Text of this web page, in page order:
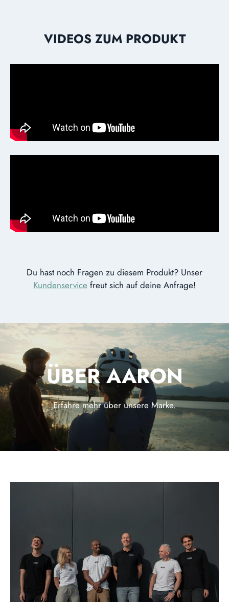
VIDEOS ZUM PRODUKT
Du hast noch Fragen zu diesem Produkt? Unser
Kundenservice freut sich auf deine Anfrage!
ÜBER AARON
Erfahre mehr über unsere Marke.